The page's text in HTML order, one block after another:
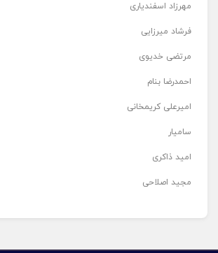
مهرزاد اسفندیاری
فرشاد میرزایی
مرتضی خدیوی
احمدرضا بنام
امیرعلی کریمخانی
سامیار
امید ذاکری
مجید اصلاحی